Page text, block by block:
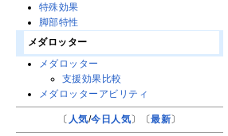
特殊効果
脚部特性
メダロッター
メダロッター
支援効果比較
メダロッターアビリティ
〔 人気/今日人気〕〔最新〕